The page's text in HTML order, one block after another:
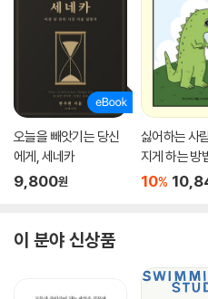
겠지만) 그림책으로 가는 길은 그리
같다. 사람의 마음을 움직이는 일은
그런 의미에서 고정순 작가가 지금
음에 남는다.
모든 평가에서 벗어날 수 없으면 아
형편이 나아졌다고 자조할 수도 없다.
나는 어차피 책등부터 마침표 하나까
오늘도 수많은 B컷을 만드는 사람, B
변명과 일기 어디쯤 낙서를 남기는 사
나에게 일어나는 변수는 고작 내가
오늘을 빼앗기는 당신
에게, 세네카
9,800원
싫어하는 사
지게 하는 방
10%
이 분야 신상품